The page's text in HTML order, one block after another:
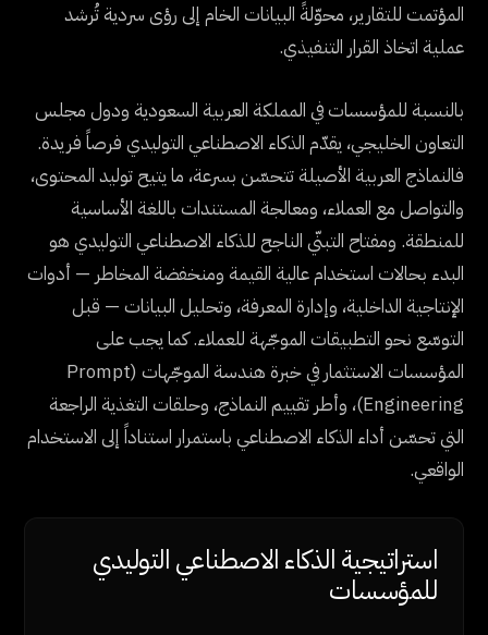
المؤتمت للتقارير، محوّلةً البيانات الخام إلى رؤى سردية تُرشد
عملية اتخاذ القرار التنفيذي.
بالنسبة للمؤسسات في المملكة العربية السعودية ودول مجلس
التعاون الخليجي، يقدّم الذكاء الاصطناعي التوليدي فرصاً فريدة.
فالنماذج العربية الأصيلة تتحسّن بسرعة، ما يتيح توليد المحتوى،
والتواصل مع العملاء، ومعالجة المستندات باللغة الأساسية
للمنطقة. ومفتاح التبنّي الناجح للذكاء الاصطناعي التوليدي هو
البدء بحالات استخدام عالية القيمة ومنخفضة المخاطر — أدوات
الإنتاجية الداخلية، وإدارة المعرفة، وتحليل البيانات — قبل
التوسّع نحو التطبيقات الموجّهة للعملاء. كما يجب على
المؤسسات الاستثمار في خبرة هندسة الموجّهات (Prompt
Engineering)، وأطر تقييم النماذج، وحلقات التغذية الراجعة
التي تحسّن أداء الذكاء الاصطناعي باستمرار استناداً إلى الاستخدام
الواقعي.
استراتيجية الذكاء الاصطناعي التوليدي
للمؤسسات